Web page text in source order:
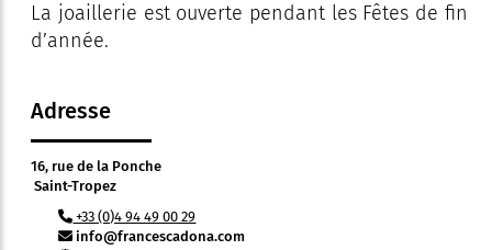
La joaillerie est ouverte pendant les Fêtes de fin
d’année.
Adresse
16, rue de la Ponche
Saint-Tropez
+33 (0)4 94 49 00 29
info@francescadona.com